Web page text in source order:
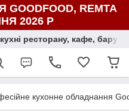
REMTA
2026 Р
ресторану, кафе, бару,
кухонне обладнання